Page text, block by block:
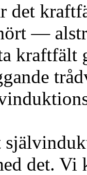
det
—
kraftfält
det. Vi